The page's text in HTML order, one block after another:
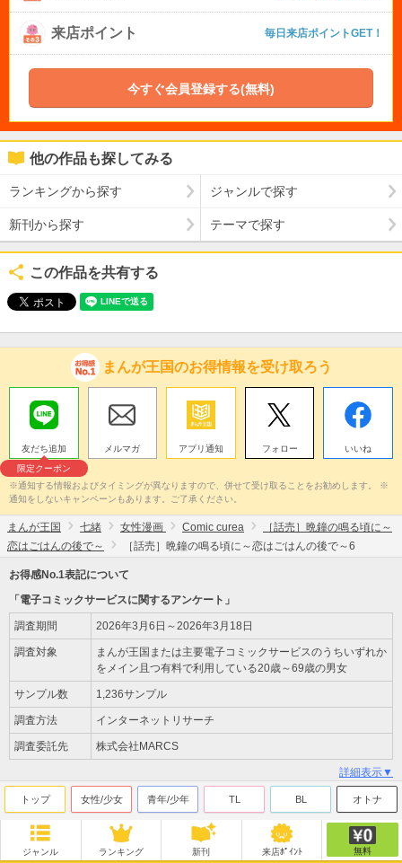
来店ポイント 毎日来店ポイントGET！
今すぐ会員登録する(無料)
他の作品も探してみる
ランキングから探す ジャンルで探す
新刊から探す テーマで探す
この作品を共有する
まんが王国のお得情報を受け取ろう
友だち追加
限定クーポン
メルマガ アプリ通知 フォロー いいね
※通知する情報およびタイミングが異なりますので、併せて受け取ることをお勧めします。 ※
通知をしないキャンペーンもあります。ご了承ください。
まんが王国 七緒 女性漫画 Comic curea
［話売］晩鐘の鳴る頃に～
恋はごはんの後で～
［話売］晩鐘の鳴る頃に～恋はごはんの後で～6
お得感No.1表記について
「電子コミックサービスに関するアンケート」
調査期間 2026年3月6日～2026年3月18日
調査対象
まんが王国または主要電子コミックサービスのうちいずれか
をメイン且つ有料で利用している20歳～69歳の男女
サンプル数 1,236サンプル
調査方法 インターネットリサーチ
調査委託先 株式会社MARCS
詳細表示▼
トップ 女性/少女 青年/少年 TL BL オトナ
ジャンル ランキング 新刊 来店ﾎﾟｲﾝﾄ 無料